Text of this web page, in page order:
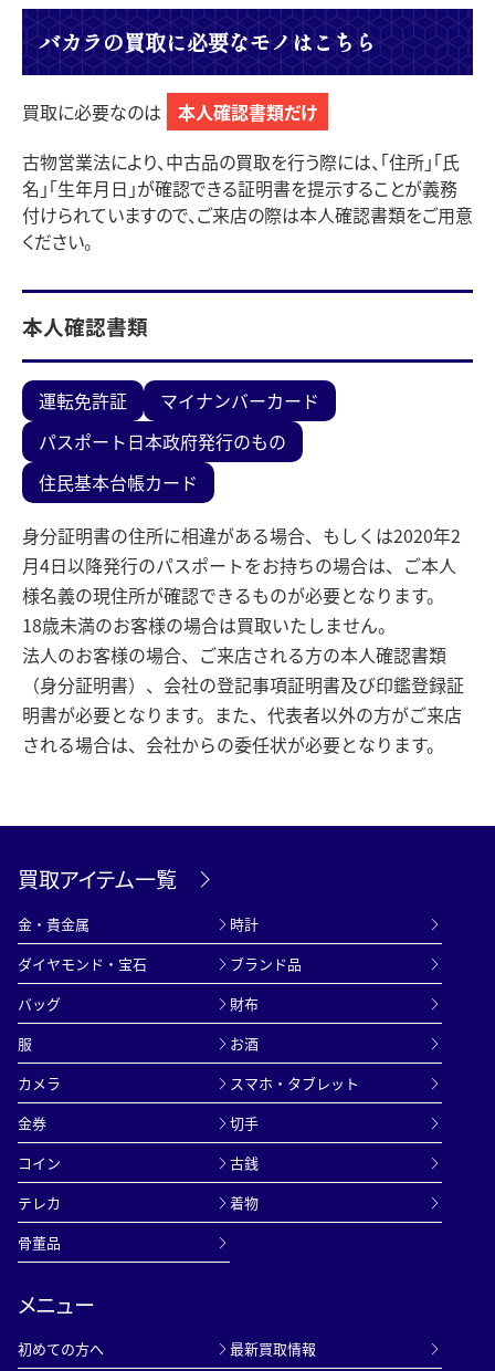
バカラの買取に必要なモノはこちら
買取に必要なのは
本人確認書類だけ
古物営業法により、中古品の買取を行う際には、「住所」「氏
名」「生年月日」が確認できる証明書を提示することが義務
付けられていますので、ご来店の際は本人確認書類をご用意
ください。
本人確認書類
運転免許証
マイナンバーカード
パスポート日本政府発行のもの
住民基本台帳カード
身分証明書の住所に相違がある場合、もしくは2020年2
月4日以降発行のパスポートをお持ちの場合は、ご本人
様名義の現住所が確認できるものが必要となります。
18歳未満のお客様の場合は買取いたしません。
法人のお客様の場合、ご来店される方の本人確認書類
（身分証明書）、会社の登記事項証明書及び印鑑登録証
明書が必要となります。また、代表者以外の方がご来店
される場合は、会社からの委任状が必要となります。
買取アイテム一覧
金・貴金属
時計
ダイヤモンド・宝石
ブランド品
バッグ
財布
服
お酒
カメラ
スマホ・タブレット
金券
切手
コイン
古銭
テレカ
着物
骨董品
メニュー
初めての方へ 最新買取情報